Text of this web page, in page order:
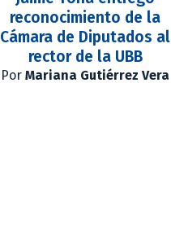
reconocimiento de la
Cámara de Diputados al
rector de la UBB
PorMariana Gutiérrez Vera